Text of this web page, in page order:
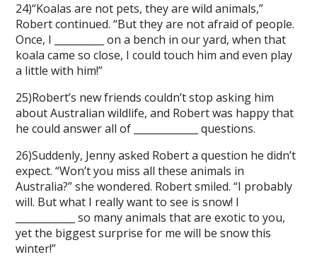
24)“Koalas are not pets, they are wild animals,”
Robert continued. “But they are not afraid of people.
Once, I __________ on a bench in our yard, when that
koala came so close, I could touch him and even play
a little with him!”
25)Robert’s new friends couldn’t stop asking him
about Australian wildlife, and Robert was happy that
he could answer all of _____________ questions.
26)Suddenly, Jenny asked Robert a question he didn’t
expect. “Won’t you miss all these animals in
Australia?” she wondered. Robert smiled. “I probably
will. But what I really want to see is snow! I
____________ so many animals that are exotic to you,
yet the biggest surprise for me will be snow this
winter!”